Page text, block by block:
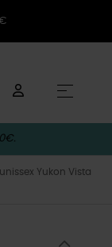
☰
Yukon Vista